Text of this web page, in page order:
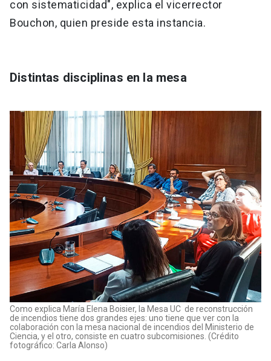
con sistematicidad", explica el vicerrector
Bouchon, quien preside esta instancia.
Distintas disciplinas en la mesa
Como explica María Elena Boisier, la Mesa UC de reconstrucción
de incendios tiene dos grandes ejes: uno tiene que ver con la
colaboración con la mesa nacional de incendios del Ministerio de
Ciencia, y el otro, consiste en cuatro subcomisiones. (Crédito
fotográfico: Carla Alonso)